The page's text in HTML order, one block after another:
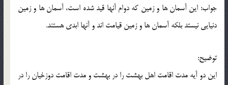
جواب: اين آسمان ها و زمين كه دوام آنها قيد شده است، آسمان ها و زمين
دنيايي نيستد بلكه آسمان ها و زمين قيامت اند و آنها ابدي هستند.
توضيح:
اين دو آيه مدت اقامت اهل بهشت را در بهشت و مدت اقامت دوزخيان را در